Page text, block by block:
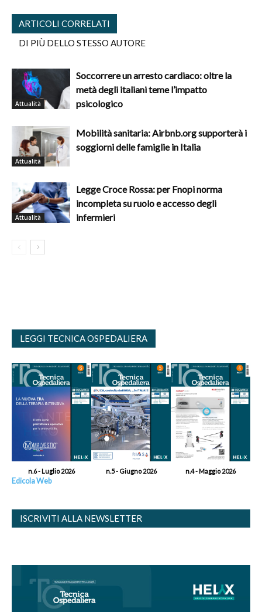
ARTICOLI CORRELATI
DI PIÙ DELLO STESSO AUTORE
Attualità
Soccorrere un arresto cardiaco: oltre la
metà degli italiani teme l’impatto
psicologico
Attualità
Mobilità sanitaria: Airbnb.org supporterà i
soggiorni delle famiglie in Italia
Attualità
Legge Croce Rossa: per Fnopi norma
incompleta su ruolo e accesso degli
infermieri
LEGGI TECNICA OSPEDALIERA
n.6 - Luglio 2026 n.5 - Giugno 2026 n.4 - Maggio 2026
Edicola Web
ISCRIVITI ALLA NEWSLETTER